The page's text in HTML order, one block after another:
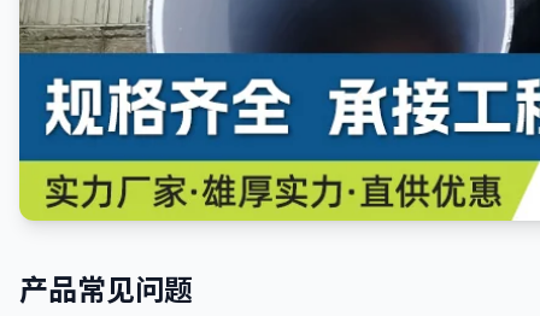
产品常见问题